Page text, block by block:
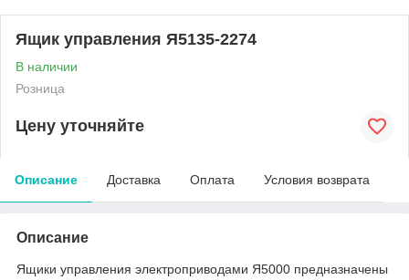
Ящик управления Я5135-2274
В наличии
Розница
Цену уточняйте
Описание Доставка Оплата Условия возврата
Описание
Ящики управления электроприводами Я5000 предназначены